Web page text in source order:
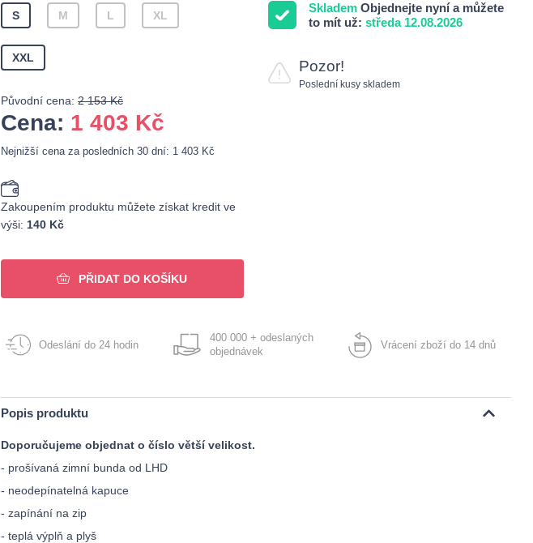
Skladem Objednejte nyní a můžete
to mít už: středa 12.08.2026
Pozor!
Poslední kusy skladem
S M L XL
XXL
Původní cena: 2 153 Kč
Cena: 1 403 Kč
Nejnižší cena za posledních 30 dní: 1 403 Kč
Zakoupením produktu můžete získat kredit ve
výši: 140 Kč
PŘIDAT DO KOŠÍKU
Odeslání do 24 hodin
400 000 + odeslaných
objednávek
Vrácení zboží do 14 dnů
Popis produktu
Doporučujeme objednat o číslo větší velikost.
- prošívaná zimní bunda od LHD
- neodepínatelná kapuce
- zapínání na zip
- teplá výplň a plyš